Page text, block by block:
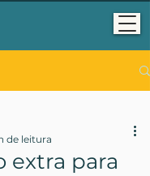
extra para
de leitura